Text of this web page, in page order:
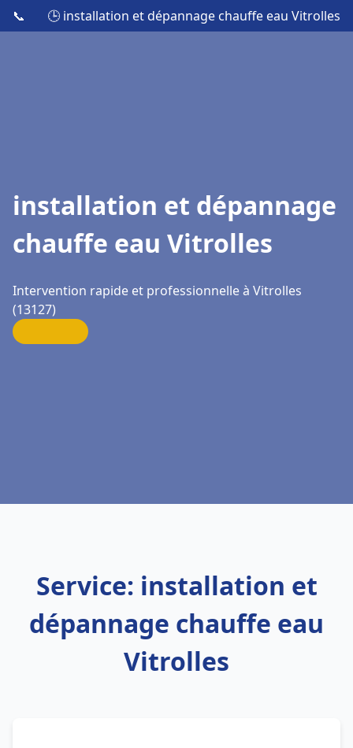
📞 🕒 installation et dépannage chauffe eau Vitrolles
installation et dépannage
chauffe eau Vitrolles
Intervention rapide et professionnelle à Vitrolles
(13127)
Service: installation et
dépannage chauffe eau
Vitrolles